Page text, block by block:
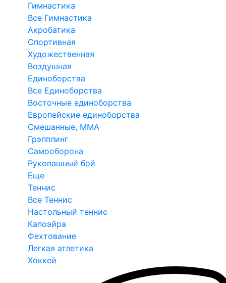
Гимнастика
Все Гимнастика
Акробатика
Спортивная
Художественная
Воздушная
Единоборства
Все Единоборства
Восточные единоборства
Европейские единоборства
Смешанные, ММА
Грэпплинг
Самооборона
Рукопашный бой
Еще
Теннис
Все Теннис
Настольный теннис
Капоэйра
Фехтование
Легкая атлетика
Хоккей